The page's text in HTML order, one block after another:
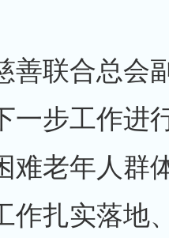
联合总会副
一步工作进
难老年人群
作扎实落地